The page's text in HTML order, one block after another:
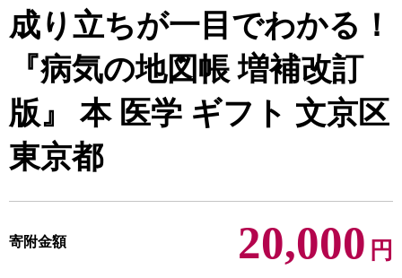
成り立ちが一目でわかる！
『病気の地図帳 増補改訂
版』 本 医学 ギフト 文京区
東京都
寄附金額 20,000 円